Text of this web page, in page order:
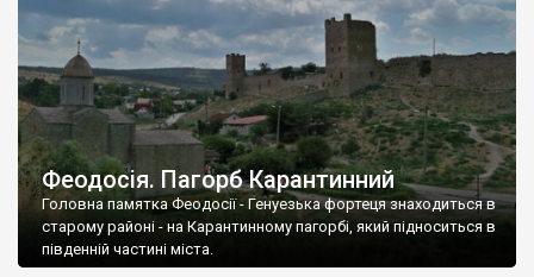
Феодосія. Пагорб Карантинний
Головна памятка Феодосії - Генуезька фортеця знаходиться в
старому районі - на Карантинному пагорбі, який підноситься в
південній частині міста.